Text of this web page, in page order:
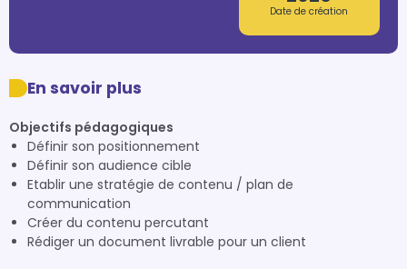
Date de création
En savoir plus
Objectifs pédagogiques
Définir son positionnement
Définir son audience cible
Etablir une stratégie de contenu / plan de
communication
Créer du contenu percutant
Rédiger un document livrable pour un client